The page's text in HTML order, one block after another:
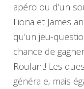
apéro ou d’un
Fiona et James
qu’un jeu-
chance de
Roulant! Les
générale, mais